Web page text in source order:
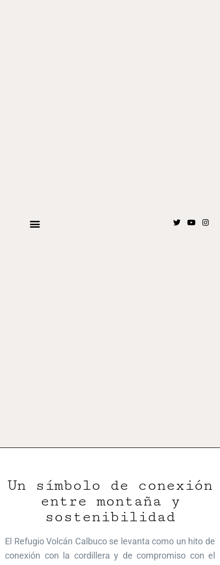
Un símbolo de conexión
entre montaña y
sostenibilidad
El Refugio Volcán Calbuco se levanta como un hito de
conexión con la cordillera y de compromiso con el